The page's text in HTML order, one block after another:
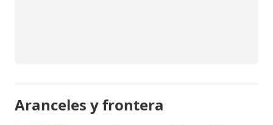
Aranceles y frontera